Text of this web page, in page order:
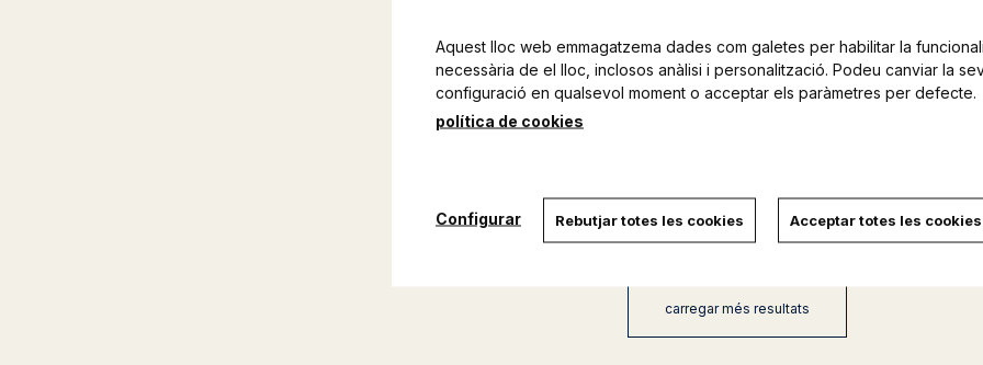
carregar més resultats
Aquest lloc web emmagatzema dades com galetes per habilitar la
necessària de el lloc, inclosos anàlisi i personalització. Podeu canviar la
configuració en qualsevol moment o acceptar els paràmetres per defecte.
política de cookies
Configurar Rebutjar totes les cookies Acceptar totes les cookies